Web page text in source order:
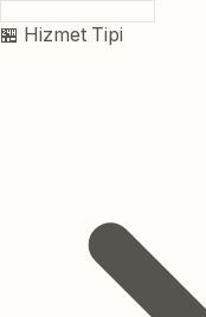
🏪 Hizmet Tipi